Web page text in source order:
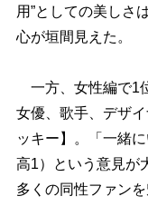
用”としての美しさ
心が垣間見えた。
一方、女性編で1
女優、歌手、デザ
ッキー】。「一緒
高1）という意見が
多くの同性ファン